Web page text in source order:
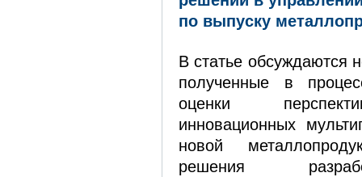
по выпуску
В статье обсуждаются
полученные в
оценки
инновационных
новой
решения